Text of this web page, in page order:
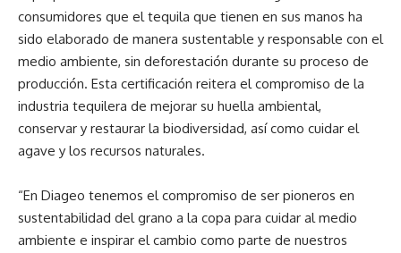
consumidores que el tequila que tienen en sus manos ha
sido elaborado de manera sustentable y responsable con el
medio ambiente, sin deforestación durante su proceso de
producción. Esta certificación reitera el compromiso de la
industria tequilera de mejorar su huella ambiental,
conservar y restaurar la biodiversidad, así como cuidar el
agave y los recursos naturales.
“En Diageo tenemos el compromiso de ser pioneros en
sustentabilidad del grano a la copa para cuidar al medio
ambiente e inspirar el cambio como parte de nuestros